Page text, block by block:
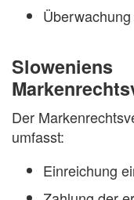
Sloweniens
Der
umfasst:
Einreichung